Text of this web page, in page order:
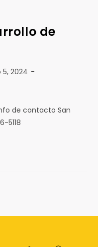
de
2024
de contacto San
5118